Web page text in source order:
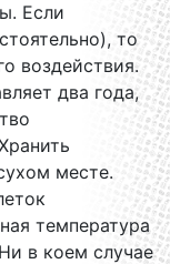
Если
то
воздействия.
два года,
месте.
температура
в коем случае